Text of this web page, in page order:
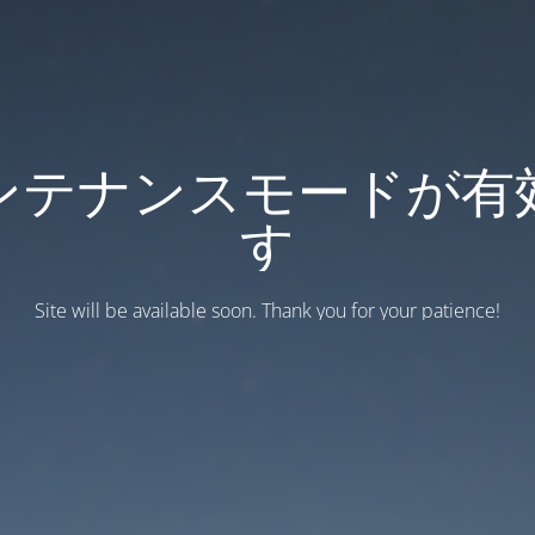
テナンスモードが有
す
Site will be available soon. Thank you for your patience!